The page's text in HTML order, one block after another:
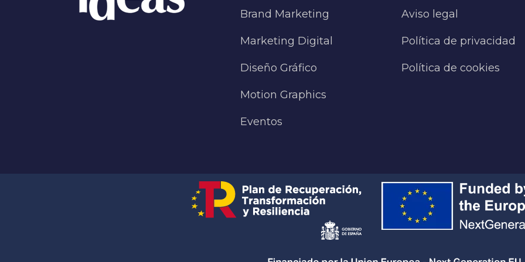
Brand Marketing
Marketing Digital
Diseño Gráfico
Motion Graphics
Eventos
Aviso legal
Política de privacidad
Política de cookies